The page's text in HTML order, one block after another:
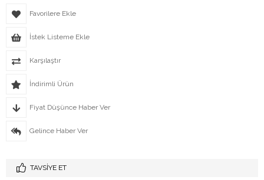
Favorilere Ekle
İstek Listeme Ekle
Karşılaştır
İndirimli Ürün
Fiyat Düşünce Haber Ver
Gelince Haber Ver
TAVSIYE ET